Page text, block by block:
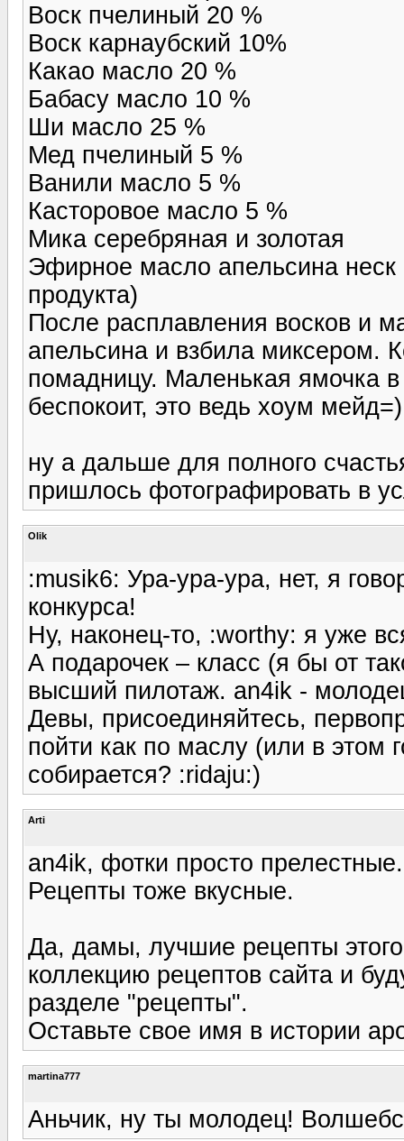
Воск пчелиный 20 %
Воск карнаубский 10%
Какао масло 20 %
Бабасу масло 10 %
Ши масло 25 %
Мед пчелиный 5 %
Ванили масло 5 %
Касторовое масло 5 %
Мика серебряная и золотая
Эфирное масло апельсина неск
продукта)
После расплавления восков и
апельсина и взбила миксером.
помадницу. Маленькая ямочка
беспокоит, это ведь хоум мейд=)
ну а дальше для полного
пришлось фотографировать в
Olik
:musik6: Ура-ура-ура, нет, я
конкурса!
Ну, наконец-то, :worthy: я уже
А подарочек – класс (я бы от
высший пилотаж. an4ik -
Девы, присоединяйтесь,
пойти как по маслу (или в этом
собирается? :ridaju:)
Arti
an4ik, фотки просто
Рецепты тоже вкусные.
Да, дамы, лучшие рецепты
коллекцию рецептов сайта и
разделе "рецепты".
Оставьте свое имя в истории
martina777
Аньчик, ну ты молодец!